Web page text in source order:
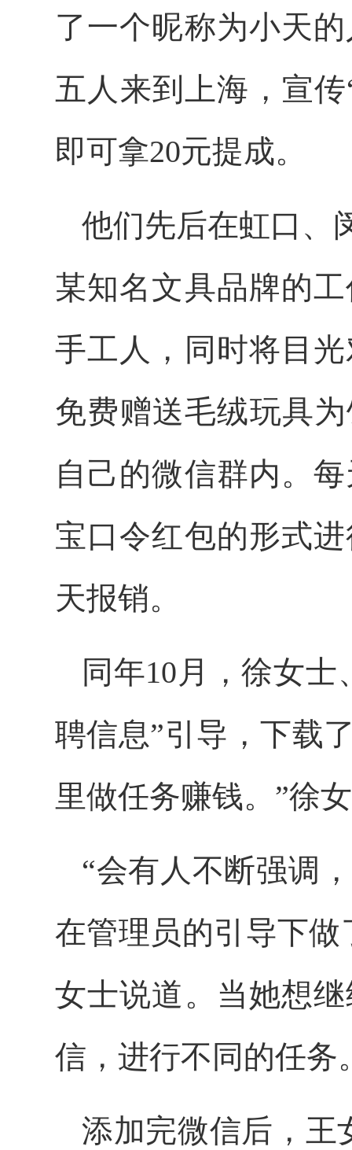
了一个昵称为小天
五人来到上海，宣
即可拿20元提成。
他们先后在虹口、
某知名文具品牌的
手工人，同时将目
免费赠送毛绒玩具
自己的微信群内。
宝口令红包的形式
天报销。
同年10月，徐女
聘信息”引导，下载
里做任务赚钱。”徐
“会有人不断强调
在管理员的引导下做
女士说道。当她想
信，进行不同的任务
添加完微信后，王